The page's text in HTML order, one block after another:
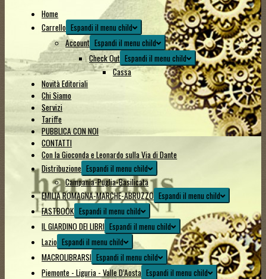
Home
Carrello Espandi il menu child
Account Espandi il menu child
Check Out Espandi il menu child
Cassa
Novità Editoriali
Chi Siamo
Servizi
Tariffe
PUBBLICA CON NOI
CONTATTI
Con la Gioconda e Leonardo sulla Via di Dante
Distribuzione Espandi il menu child
Campania-Puglia-Basilicata
EMILIA ROMAGNA-MARCHE-ABRUZZO Espandi il menu child
FASTBOOK Espandi il menu child
IL GIARDINO DEI LIBRI Espandi il menu child
Lazio Espandi il menu child
MACROLIBRARSI Espandi il menu child
Piemonte - Liguria - Valle D’Aosta Espandi il menu child